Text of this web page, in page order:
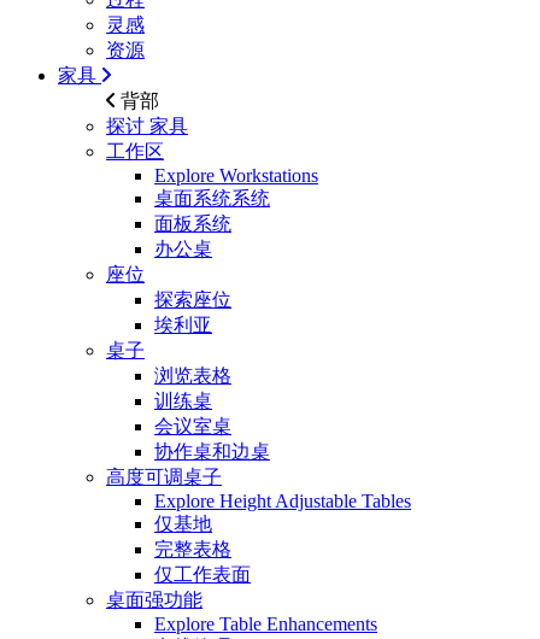
灵感
资源
家具
背部
探讨 家具
工作区
Explore Workstations
桌面系统系统
面板系统
办公桌
座位
探索座位
埃利亚
桌子
浏览表格
训练桌
会议室桌
协作桌和边桌
高度可调桌子
Explore Height Adjustable Tables
仅基地
完整表格
仅工作表面
桌面强功能
Explore Table Enhancements